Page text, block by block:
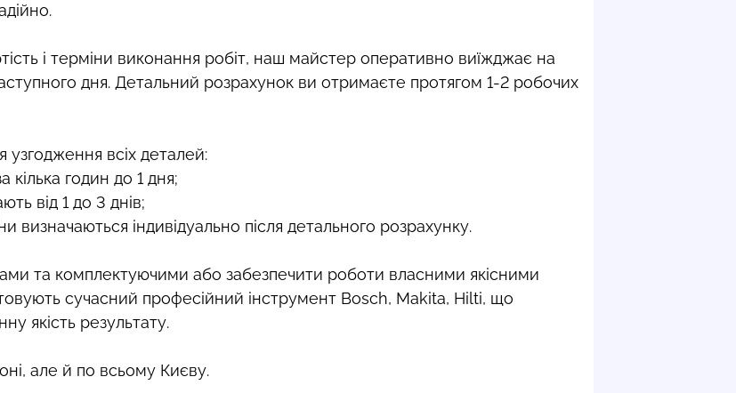
і терміни виконання робіт, наш майстер оперативно виїжджає на
дня. Детальний розрахунок ви отримаєте протягом 1-2 робочих
всіх деталей:
кілька годин до 1 дня;
від 1 до 3 днів;
визначаються індивідуально після детального розрахунку.
та комплектуючими або забезпечити роботи власними якісними
сучасний професійний інструмент Bosch, Makita, Hilti, що
якість результату.
але й по всьому Києву.